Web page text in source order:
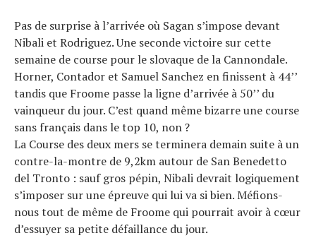
Pas de surprise à l’arrivée où Sagan s’impose devant
Nibali et Rodriguez. Une seconde victoire sur cette
semaine de course pour le slovaque de la Cannondale.
Horner, Contador et Samuel Sanchez en finissent à 44’’
tandis que Froome passe la ligne d’arrivée à 50’’ du
vainqueur du jour. C’est quand même bizarre une course
sans français dans le top 10, non ?
La Course des deux mers se terminera demain suite à un
contre-la-montre de 9,2km autour de San Benedetto
del Tronto : sauf gros pépin, Nibali devrait logiquement
s’imposer sur une épreuve qui lui va si bien. Méfions-
nous tout de même de Froome qui pourrait avoir à cœur
d’essuyer sa petite défaillance du jour.